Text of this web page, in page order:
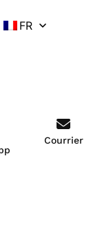
FR
Courrier